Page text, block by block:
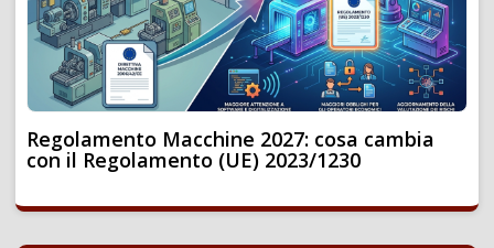
Regolamento Macchine 2027: cosa cambia
con il Regolamento (UE) 2023/1230